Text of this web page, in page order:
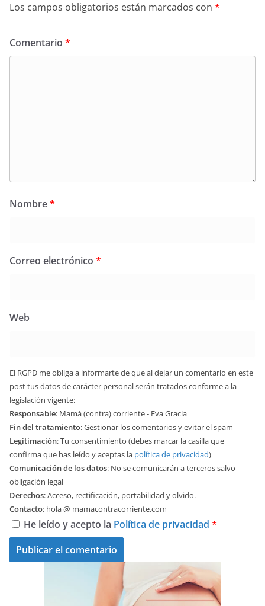
Los campos obligatorios están marcados con *
Comentario *
Nombre*
Correo electrónico *
Web
El RGPD me obliga a informarte de que al dejar un comentario en este
post tus datos de carácter personal serán tratados conforme a la
legislación vigente:
Responsable: Mamá (contra) corriente - Eva Gracia
Fin del tratamiento: Gestionar los comentarios y evitar el spam
Legitimación: Tu consentimiento (debes marcar la casilla que
confirma que has leído y aceptas la política de privacidad)
Comunicación de los datos: No se comunicarán a terceros salvo
obligación legal
Derechos: Acceso, rectificación, portabilidad y olvido.
Contacto: hola @ mamacontracorriente.com
He leído y acepto la Política de privacidad *